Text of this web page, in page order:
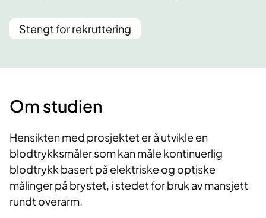
Stengt for rekruttering
Om studien
Hensikten med prosjektet er å utvikle en
blodtrykksmåler som kan måle kontinuerlig
blodtrykk basert på elektriske og optiske
målinger på brystet, i stedet for bruk av mansjett
rundt overarm.